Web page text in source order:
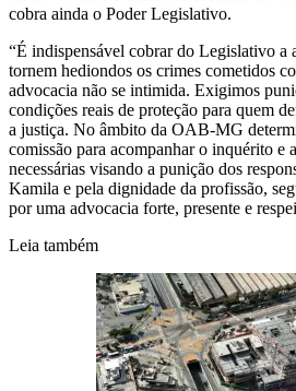
cobra ainda o Poder Legislativo.
“É indispensável cobrar do Legislativo a
tornem hediondos os crimes cometidos
advocacia não se intimida. Exigimos
condições reais de proteção para quem
a justiça. No âmbito da OAB-MG
comissão para acompanhar o inquérito e
necessárias visando a punição dos
Kamila e pela dignidade da profissão,
por uma advocacia forte, presente e
Leia também